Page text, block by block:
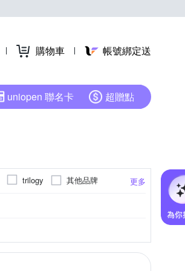
購物車 帳號綁定送
uniopen 聯名卡 超贈點
更多
trilogy 其他品牌